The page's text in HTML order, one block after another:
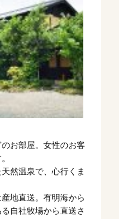
お部屋。女性のお客
然温泉で、心行くま
地直送。有明海から
自社牧場から直送さ